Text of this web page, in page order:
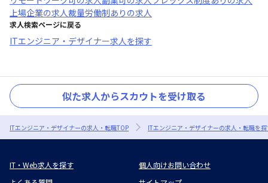
上場企業の求人裁量労働制あり の求人
求人検索ページに戻る
ITエンジニア・デザイナー求人を探す
似た求人からスカウトを受け取る
ITエンジニア・デザイナーの求人・転職TOP ITエンジニア・デザイナーの求人・転職を
IT・Web求人を探す
個人向けお問い合わせ